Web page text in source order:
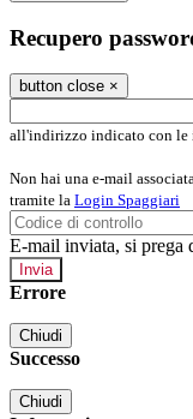
Recupero
button close ×
all'indirizzo indicato con le
Non hai una e-mail
tramite la Login Spaggiari
E-mail inviata, si prega
Errore
Chiudi
Successo
Chiudi